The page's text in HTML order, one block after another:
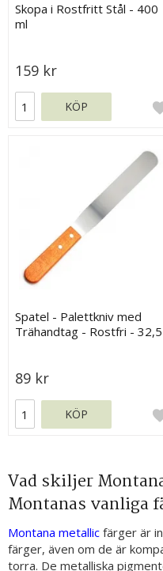
Skopa i Rostfritt Stål - 400
ml
159 kr
KÖP
Spatel - Palettkniv med
Trähandtag - Rostfri - 32,5
89 kr
KÖP
Vad skiljer
Montanas vanliga
Montana metallic färger är
färger, även om de är
torra. De metalliska